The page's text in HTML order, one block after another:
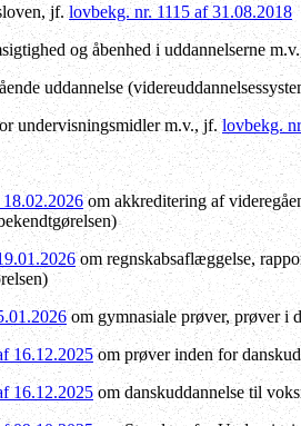
jf.lovbekg. nr. 1115 af 31.08.2018
og åbenhed i uddannelserne
uddannelse
undervisningsmidler m.v., jf.lovbekg.
om akkreditering af
om regnskabsaflæggelse,
om gymnasiale prøver, prøver i
16.12.2025om prøver inden for
16.12.2025om danskuddannelse til